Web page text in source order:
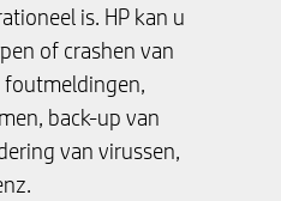
is. HP kan u
of crashen van
foutmeldingen,
back-up van
van virussen,